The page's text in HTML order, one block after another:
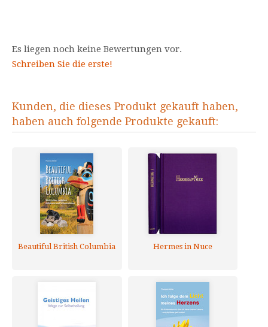
Es liegen noch keine Bewertungen vor.
Schreiben Sie die erste!
Kunden, die dieses Produkt gekauft haben,
haben auch folgende Produkte gekauft:
Beautiful British Columbia Hermes in Nuce